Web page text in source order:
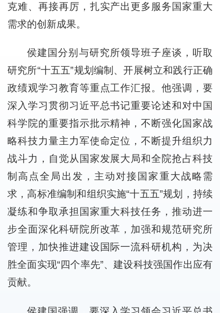
克难、再接再厉，扎实产出更多服务国家重大
需求的创新成果。
侯建国分别与研究所领导班子座谈，听取
研究所“十五五”规划编制、开展树立和践行正确
政绩观学习教育等重点工作汇报。他强调，要
深入学习贯彻习近平总书记重要论述和对中国
科学院的重要指示批示精神，不断强化国家战
略科技力量主力军使命定位，不断提升组织力
战斗力，自觉从国家发展大局和全院抢占科技
制高点全局出发，主动对接国家重大战略需
求，高标准编制和组织实施“十五五”规划，持续
凝练和争取承担国家重大科技任务，推动进一
步全面深化科研院所改革，加强和规范研究所
管理，加快推进建设国际一流科研机构，为决
胜全面实现“四个率先”、建设科技强国作出应有
贡献。